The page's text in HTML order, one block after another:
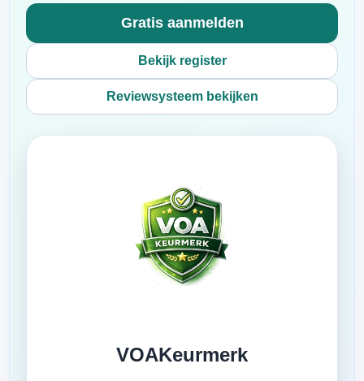
Gratis aanmelden
Bekijk register
Reviewsysteem bekijken
VOAKeurmerk